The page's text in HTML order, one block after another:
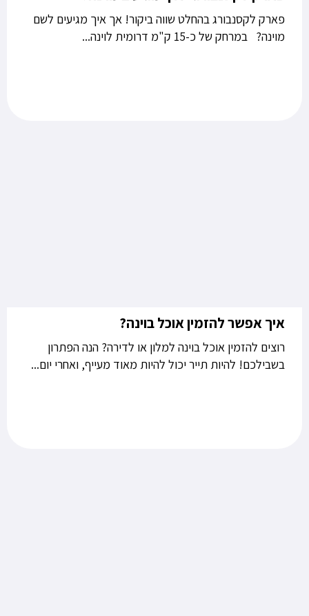
פארק לקסנבורג בהחלט שווה ביקור! אך איך מגיעים לשם
מוינה? במרחק של כ-15 ק"מ דרומית לוינה...
איך אפשר להזמין אוכל בוינה?
רוצים להזמין אוכל בוינה למלון או לדירה? הנה הפתרון
בשבילכם! להיות תייר יכול להיות מאוד מעייף, ואחרי יום...